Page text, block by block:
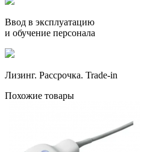
Ввод в эксплуатацию
и обучение персонала
Лизинг. Рассрочка. Trade-in
Похожие товары